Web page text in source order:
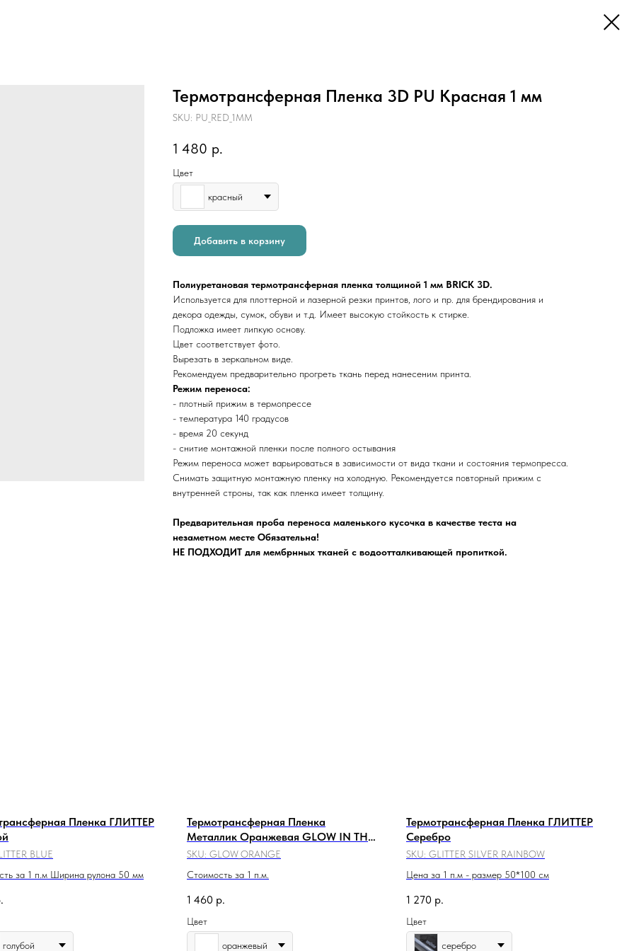
Термотрансферная Пленка 3D PU Красная 1 мм
SKU: PU_RED_1MM
1 480 р.
Цвет
красный
Добавить в корзину
Полиуретановая термотрансферная пленка толщиной 1 мм BRICK 3D.
Используется для плоттерной и лазерной резки принтов, лого и пр. для брендирования и
декора одежды, сумок, обуви и т.д. Имеет высокую стойкость к стирке.
Подложка имеет липкую основу.
Цвет соответствует фото.
Вырезать в зеркальном виде.
Рекомендуем предварительно прогреть ткань перед нанесеним принта.
Режим переноса:
- плотный прижим в термопрессе
- температура 140 градусов
- время 20 секунд
- снитие монтажной пленки после полного остывания
Режим переноса может варьироваться в зависимости от вида ткани и состояния термопресса.
Снимать защитную монтажную пленку на холодную. Рекомендуется повторный прижим с
внутренней строны, так как пленка имеет толщину.
Предварительная проба переноса маленького кусочка в качестве теста на
незаметном месте Обязательна!
НЕ ПОДХОДИТ для мембрнных тканей с водоотталкивающей пропиткой.
Пленка ГЛИТТЕР
за 1 п.м Ширина рулона 50 мм
голубой
Термотрансферная Пленка
Металлик Оранжевая GLOW IN THE
DARK
SKU: GLOW_ORANGE
Стоимость за 1 п.м.
1 460 р.
Цвет
оранжевый
Термотрансферная Пленка ГЛИТТЕР
Серебро
SKU: GLITTER_SILVER_RAINBOW
Цена за 1 п.м - размер 50*100 см
1 270 р.
Цвет
серебро